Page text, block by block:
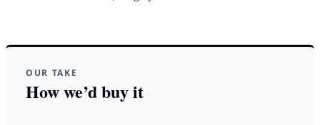
OUR TAKE
How we’d buy it